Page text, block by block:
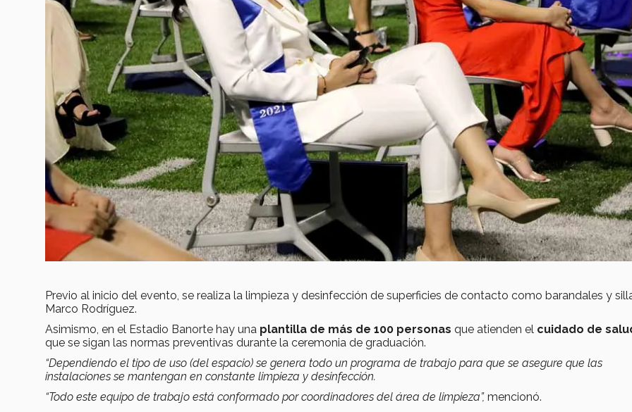
Previo al inicio del evento, se realiza la limpieza y desinfección de superficies de contacto como barandales y
Marco Rodríguez.
Asimismo, en el Estadio Banorte hay una plantilla de más de 100 personas que atienden el cuidado de
que se sigan las normas preventivas durante la ceremonia de graduación.
“Dependiendo el tipo de uso (del espacio) se genera todo un programa de trabajo para que se asegure que las
instalaciones se mantengan en constante limpieza y desinfección.
“Todo este equipo de trabajo está conformado por coordinadores del área de limpieza”, mencionó.